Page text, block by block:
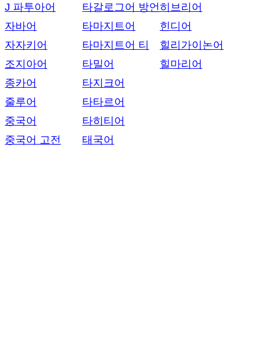
J 파투아어
자바어
자자키어
조지아어
종카어
줄루어
중국어
중국어 고전
타갈로그어 방언
타마지트어
타마지트어 티
타밀어
타지크어
타타르어
타히티어
태국어
히브리어
힌디어
힐리가이논어
힐마리어